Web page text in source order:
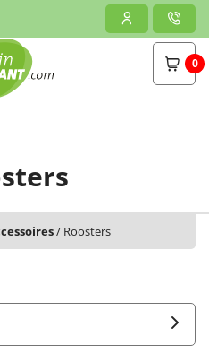
0
/ Roosters